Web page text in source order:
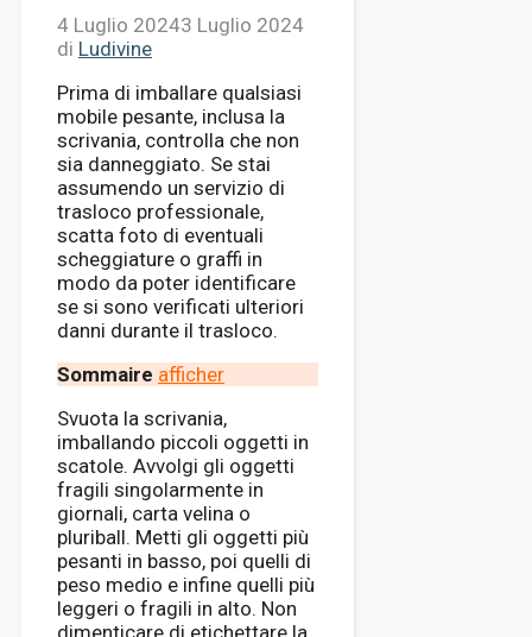
4 Luglio 20243 Luglio 2024
di Ludivine
Prima di imballare qualsiasi
mobile pesante, inclusa la
scrivania, controlla che non
sia danneggiato. Se stai
assumendo un servizio di
trasloco professionale,
scatta foto di eventuali
scheggiature o graffi in
modo da poter identificare
se si sono verificati ulteriori
danni durante il trasloco.
Sommaire afficher
Svuota la scrivania,
imballando piccoli oggetti in
scatole. Avvolgi gli oggetti
fragili singolarmente in
giornali, carta velina o
pluriball. Metti gli oggetti più
pesanti in basso, poi quelli di
peso medio e infine quelli più
leggeri o fragili in alto. Non